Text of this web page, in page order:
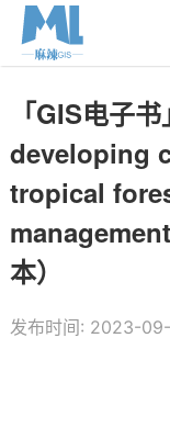
「GIS电子
developing
tropical
本）
发布时间: 2023-